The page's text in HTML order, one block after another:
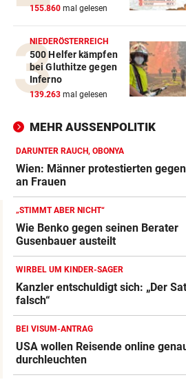
Wien: Männer protestierten
Gewalt an Frauen
OBERÖSTERREICH
„Wer will mich?“: Diese
haben kein Zuhause
BEWAFFNETER ÜBERFALL
Geschäft zurück
US-GRENZER NEUGIERIG
So bereiten Sie sich auf
Media-Checks vor
ANHALTENDE TROCKENHEIT
Kein Wasser mehr:
Alpenvereinshaus schließt
Anklage-Einspruch im
Kammerer abgewiesen
WIEN, NÖ UND BGLD
155.860 mal gelesen
NIEDERÖSTERREICH
500 Helfer kämpfen
bei Gluthitze gegen
Inferno
139.263 mal gelesen
MEHR AUSSENPOLITIK
DARUNTER RAUCH, OBONYA
Wien: Männer protestierten
an Frauen
„STIMMT ABER NICHT“
Wie Benko gegen seinen Berater
Gusenbauer austeilt
WIRBEL UM KINDER-SAGER
Kanzler entschuldigt sich: „Der
falsch“
BEI VISUM-ANTRAG
USA wollen Reisende online
durchleuchten